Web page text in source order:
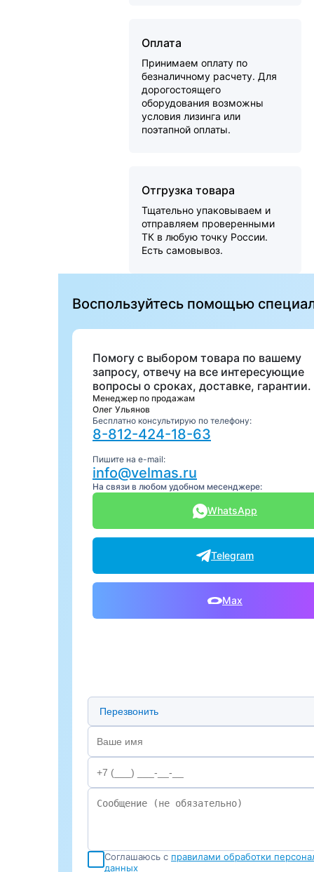
Оплата
Принимаем оплату по
безналичному расчету. Для
дорогостоящего
оборудования возможны
условия лизинга или
поэтапной оплаты.
Отгрузка товара
Тщательно упаковываем и
отправляем проверенными
ТК в любую точку России.
Есть самовывоз.
Воспользуйтесь помощью
Помогу с выбором товара по вашему
запросу, отвечу на все интересующие
вопросы о сроках, доставке, гарантии.
Менеджер по продажам
Олег Ульянов
Бесплатно консультирую по телефону:
8-812-424-18-63
Пишите на e-mail:
info@velmas.ru
На связи в любом удобном месенджере:
WhatsApp
Telegram
Max
Предпочтительный способ связи
Соглашаюсь с правилами обработки
данных